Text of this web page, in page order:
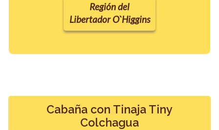
Región del
Libertador O`Higgins
Cabaña con Tinaja Tiny
Colchagua